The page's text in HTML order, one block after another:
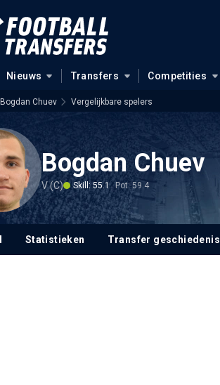
Nieuws Transfers Competities
Bogdan Chuev Vergelijkbare spelers
Bogdan Chuev
V (C) Skill: 55.1 Pot: 59.4
Statistieken Transfer geschiedenis